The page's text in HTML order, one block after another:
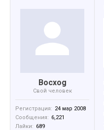
Bocxog
Свой человек
Регистрация: 24 мар 2008
Сообщения: 6,221
Лайки: 689